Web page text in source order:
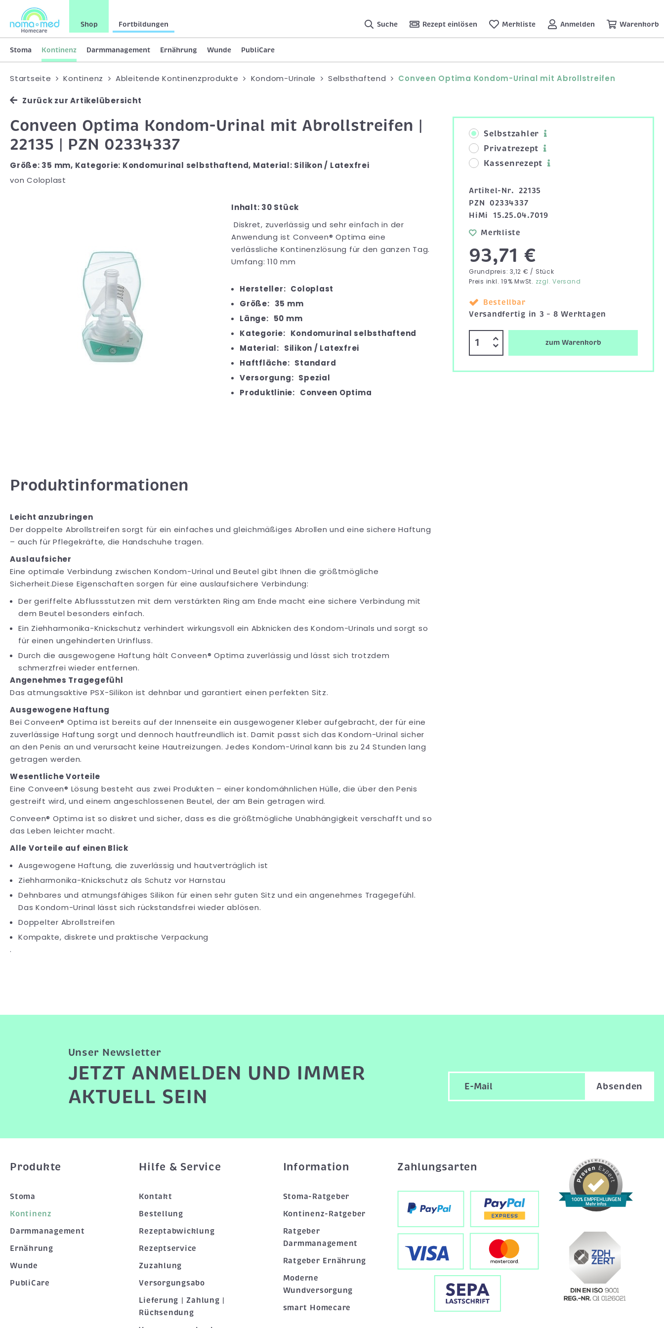
Shop Fortbildungen Suche Rezept einlösen Merkliste Anmelden Warenkorb
Stoma Kontinenz Darmmanagement Ernährung Wunde PubliCare
Startseite Kontinenz Ableitende Kontinenzprodukte Kondom-Urinale Selbsthaftend Conveen Optima Kondom-Urinal mit Abrollstreifen
Zurück zur Artikelübersicht
Conveen Optima Kondom-Urinal mit Abrollstreifen |
22135 | PZN 02334337
Größe: 35 mm, Kategorie: Kondomurinal selbsthaftend, Material: Silikon / Latexfrei
von Coloplast
Inhalt: 30 Stück
Diskret, zuverlässig und sehr einfach in der
Anwendung ist Conveen® Optima eine
verlässliche Kontinenzlösung für den ganzen Tag.
Umfang: 110 mm
Hersteller: Coloplast
Größe: 35 mm
Länge: 50 mm
Kategorie: Kondomurinal selbsthaftend
Material: Silikon / Latexfrei
Haftfläche: Standard
Versorgung: Spezial
Produktlinie: Conveen Optima
Selbstzahler
Privatrezept
Kassenrezept
Artikel-Nr.
22135
PZN
02334337
HiMi
15.25.04.7019
Merkliste
93,71 €
Grundpreis: 3,12 € / Stück
Preis inkl. 19% MwSt. zzgl. Versand
Bestellbar
Versandfertig in 3 – 8 Werktagen
zum Warenkorb
Produktinformationen
Leicht anzubringen
Der doppelte Abrollstreifen sorgt für ein einfaches und gleichmäßiges Abrollen und eine sichere Haftung
– auch für Pflegekräfte, die Handschuhe tragen.
Auslaufsicher
Eine optimale Verbindung zwischen Kondom-Urinal und Beutel gibt Ihnen die größtmögliche
Sicherheit.Diese Eigenschaften sorgen für eine auslaufsichere Verbindung:
Der geriffelte Abflussstutzen mit dem verstärkten Ring am Ende macht eine sichere Verbindung mit
dem Beutel besonders einfach.
Ein Ziehharmonika-Knickschutz verhindert wirkungsvoll ein Abknicken des Kondom-Urinals und sorgt so
für einen ungehinderten Urinfluss.
Durch die ausgewogene Haftung hält Conveen® Optima zuverlässig und lässt sich trotzdem
schmerzfrei wieder entfernen.
Angenehmes Tragegefühl
Das atmungsaktive PSX-Silikon ist dehnbar und garantiert einen perfekten Sitz.
Ausgewogene Haftung
Bei Conveen® Optima ist bereits auf der Innenseite ein ausgewogener Kleber aufgebracht, der für eine
zuverlässige Haftung sorgt und dennoch hautfreundlich ist. Damit passt sich das Kondom-Urinal sicher
an den Penis an und verursacht keine Hautreizungen. Jedes Kondom-Urinal kann bis zu 24 Stunden lang
getragen werden.
Wesentliche Vorteile
Eine Conveen® Lösung besteht aus zwei Produkten – einer kondomähnlichen Hülle, die über den Penis
gestreift wird, und einem angeschlossenen Beutel, der am Bein getragen wird.
Conveen® Optima ist so diskret und sicher, dass es die größtmögliche Unabhängigkeit verschafft und so
das Leben leichter macht.
Alle Vorteile auf einen Blick
Ausgewogene Haftung, die zuverlässig und hautverträglich ist
Ziehharmonika-Knickschutz als Schutz vor Harnstau
Dehnbares und atmungsfähiges Silikon für einen sehr guten Sitz und ein angenehmes Tragegefühl.
Das Kondom-Urinal lässt sich rückstandsfrei wieder ablösen.
Doppelter Abrollstreifen
Kompakte, diskrete und praktische Verpackung
.
Unser Newsletter
JETZT ANMELDEN UND IMMER
AKTUELL SEIN
Absenden
Produkte
Stoma
Kontinenz
Darmmanagement
Ernährung
Wunde
PubliCare
Hilfe & Service
Kontakt
Bestellung
Rezeptabwicklung
Rezeptservice
Zuzahlung
Versorgungsabo
Lieferung | Zahlung |
Rücksendung
Information
Stoma-Ratgeber
Kontinenz-Ratgeber
Ratgeber
Darmmanagement
Ratgeber Ernährung
Moderne
Wundversorgung
smart Homecare
Zahlungsarten
100% EMPFEHLUNGEN
Mehr Infos